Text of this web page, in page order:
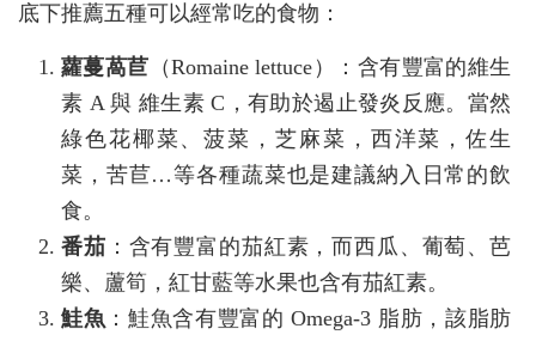
底下推薦五種可以經常吃的食物：
蘿蔓萵苣 （Romaine lettuce）：含有豐富的維生
素 A 與 維生素 C，有助於遏止發炎反應。當然
綠色花椰菜、菠菜，芝麻菜，西洋菜，佐生
菜，苦苣…等各種蔬菜也是建議納入日常的飲
食。
番茄 ：含有豐富的茄紅素，而西瓜、葡萄、芭
樂、蘆筍，紅甘藍等水果也含有茄紅素。
鮭魚 ：鮭魚含有豐富的 Omega-3 脂肪，該脂肪